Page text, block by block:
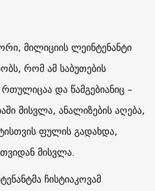
მილიციის ლეინტენანტი
რომ ამ საბუთების
და წამგებიანიც –
მისვლა, ანალიზების აღება,
ფულის გადახდა,
მისვლა.
ჩისტიაკოვამ